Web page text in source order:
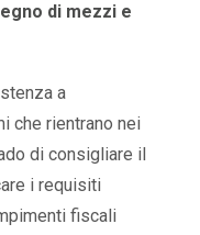
di mezzi e
a
che rientrano nei
di consigliare il
i requisiti
fiscali